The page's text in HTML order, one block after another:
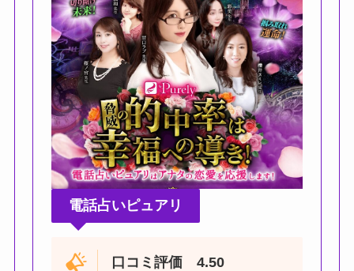
電話占いピュアリ
口コミ評価 4.50